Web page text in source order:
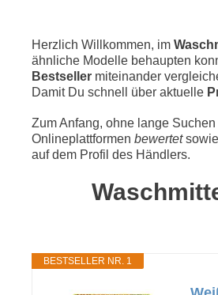
Herzlich Willkommen, im
ähnliche Modelle behaupten
Bestseller miteinander
Damit Du schnell über aktuelle
Zum Anfang, ohne lange
Onlineplattformen bewertetsowie
auf dem Profil des Händlers.
BESTSELLER NR. 1